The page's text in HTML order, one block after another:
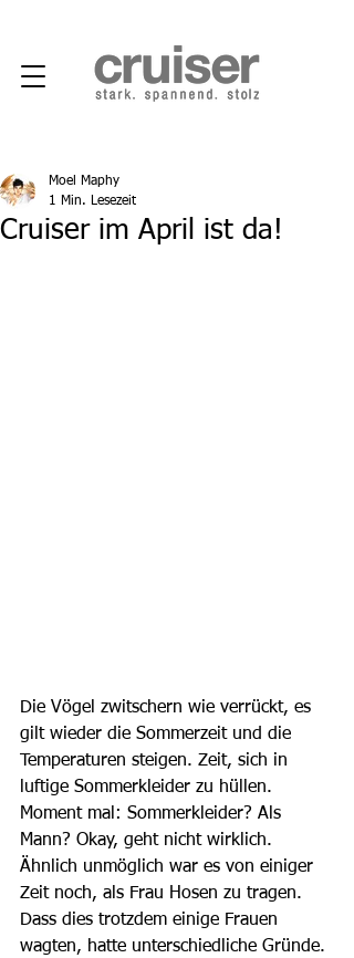
Cruiser im April ist da!
Moel Maphy
1 Min. Lesezeit
Die Vögel zwitschern wie verrückt, es
gilt wieder die Sommerzeit und die
Temperaturen steigen. Zeit, sich in
luftige Sommerkleider zu hüllen.
Moment mal: Sommerkleider? Als
Mann? Okay, geht nicht wirklich.
Ähnlich unmöglich war es von einiger
Zeit noch, als Frau Hosen zu tragen.
Dass dies trotzdem einige Frauen
wagten, hatte unterschiedliche Gründe.